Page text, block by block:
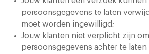
persoonsgegevens te laten
moet worden ingewilligd;
Jouw klanten niet verplicht zijn
persoonsgegevens achter te laten